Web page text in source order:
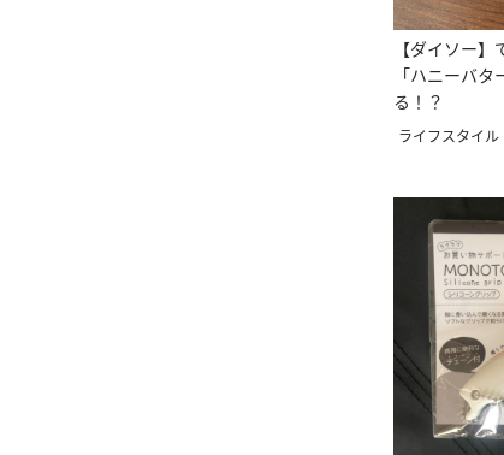
【ダイソー
「ハニーバ
る！？
ライフスタイル